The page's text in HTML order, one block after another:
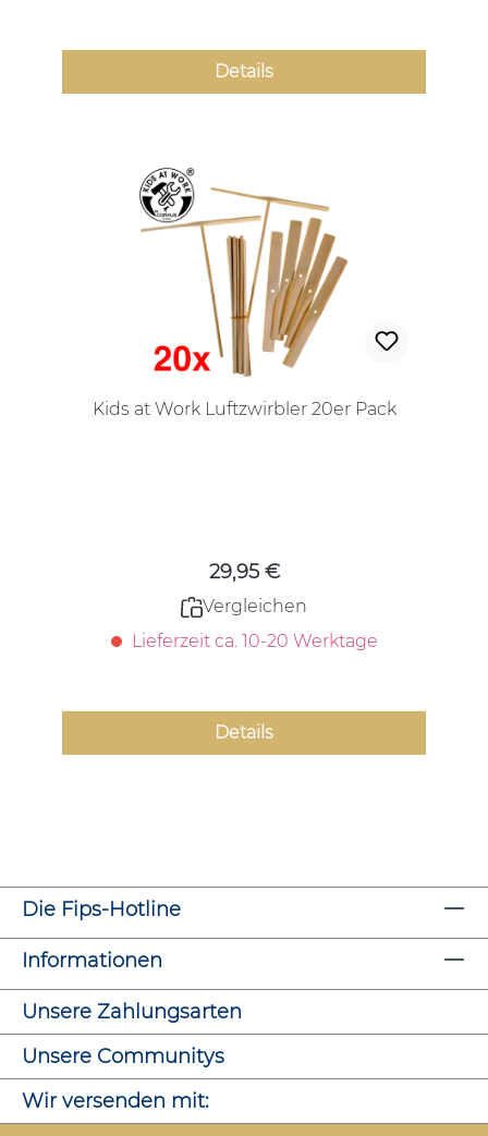
Details
Kids at Work Luftzwirbler 20er Pack
29,95 €
Vergleichen
Lieferzeit ca. 10-20 Werktage
Details
Die Fips-Hotline
Informationen
Unsere Zahlungsarten
Unsere Communitys
Wir versenden mit: